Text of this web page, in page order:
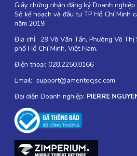
Giấy chứng nhận đăng ký Doanh
Sở kế hoạch và đầu tư TP Hồ Chí Minh
năm 2019
Địa chỉ: 29 Võ Văn Tần, Phường Võ Thị
phố Hồ Chí Minh, Việt Nam.
Điện thoại: 028.2250.8166
Email: support@ameritecjsc.com
Đại diện Doanh nghiệp: PIERRE